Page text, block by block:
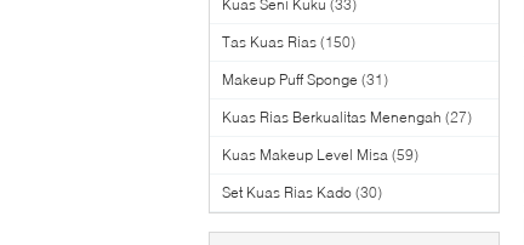
Kuas Seni Kuku (33)
Tas Kuas Rias (150)
Makeup Puff Sponge (31)
Kuas Rias Berkualitas Menengah (27)
Kuas Makeup Level Misa (59)
Set Kuas Rias Kado (30)